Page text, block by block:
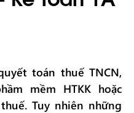
toán thuế TNCN,
mềm HTKK hoặc
Tuy nhiên những